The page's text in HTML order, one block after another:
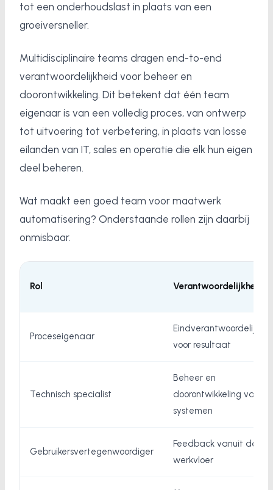
tot een onderhoudslast in plaats van een
groeiversneller.
Multidisciplinaire teams dragen end-to-end
verantwoordelijkheid voor beheer en
doorontwikkeling. Dit betekent dat één team
eigenaar is van een volledig proces, van ontwerp
tot uitvoering tot verbetering, in plaats van losse
eilanden van IT, sales en operatie die elk hun eigen
deel beheren.
Wat maakt een goed team voor maatwerk
automatisering? Onderstaande rollen zijn daarbij
onmisbaar.
Rol Verantwoordelijkheid
Proceseigenaar
Eindverantwoordelijk
voor resultaat
Technisch specialist
Beheer en
doorontwikkeling van
systemen
Gebruikersvertegenwoordiger
Feedback vanuit de
werkvloer